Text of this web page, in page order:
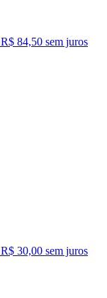
R$ 84,50 sem juros
R$ 30,00 sem juros